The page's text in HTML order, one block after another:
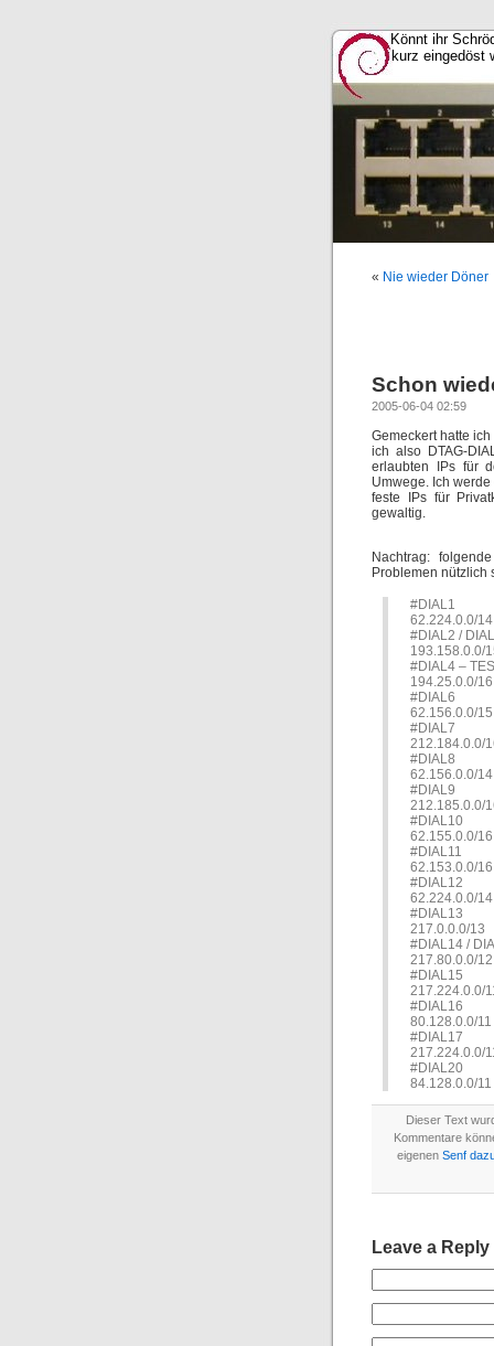
Könnt ihr
kurz eingedöst
« Nie wieder Döner
Schon
2005-06-04 02:59
Gemeckert hatte
ich also DTAG-
erlaubten IPs für
Umwege. Ich
feste IPs für
gewaltig.
Nachtrag:
Problemen nützlich
#DIAL1
62.224.0.0/14
#DIAL2 /
193.158.0.0/
#DIAL4 –
194.25.0.0/16
#DIAL6
62.156.0.0/15
#DIAL7
212.184.0.0/
#DIAL8
62.156.0.0/14
#DIAL9
212.185.0.0/
#DIAL10
62.155.0.0/16
#DIAL11
62.153.0.0/16
#DIAL12
62.224.0.0/14
#DIAL13
217.0.0.0/13
#DIAL14 /
217.80.0.0/12
#DIAL15
217.224.0.0/
#DIAL16
80.128.0.0/11
#DIAL17
217.224.0.0/
#DIAL20
84.128.0.0/11
Dieser Text
Kommentare
eigenen Senf
Leave a Reply